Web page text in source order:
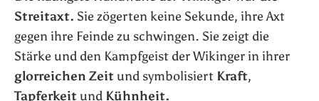
Streitaxt. Sie zögerten keine Sekunde, ihre Axt
gegen ihre Feinde zu schwingen. Sie zeigt die
Stärke und den Kampfgeist der Wikinger in ihrer
glorreichen Zeit und symbolisiert Kraft,
Tapferkeit und Kühnheit.